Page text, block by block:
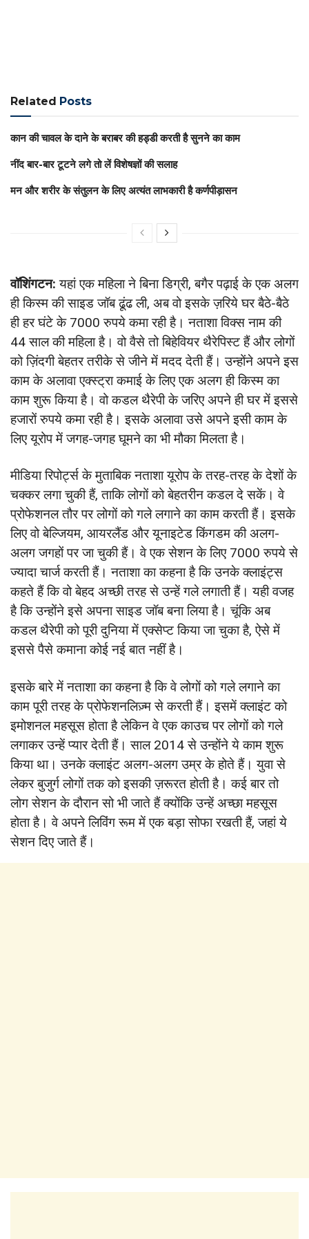
Related Posts
कान की चावल के दाने के बराबर की हड्डी करती है सुनने का काम
नींद बार-बार टूटने लगे तो लें विशेषज्ञों की सलाह
मन और शरीर के संतुलन के लिए अत्यंत लाभकारी है कर्णपीड़ासन
वॉशिंगटन: यहां एक महिला ने ‎बिना ‎डिग्री, बगैर पढ़ाई के एक अलग
ही किस्म की साइड जॉब ढूंढ ली, अब वो इसके ज़रिये घर बैठे-बैठे
ही हर घंटे के 7000 रुपये कमा रही है। नताशा विक्स नाम की
44 साल की महिला है। वो वैसे तो बिहेवियर थैरेपिस्ट हैं और लोगों
को ज़िंदगी बेहतर तरीके से जीने में मदद देती हैं। उन्होंने अपने इस
काम के अलावा एक्स्ट्रा कमाई के लिए एक अलग ही किस्म का
काम शुरू किया है। वो कडल थैरेपी के ज‎रिए अपने ही घर में इससे
हजारों रुपये कमा रही है। इसके अलावा उसे अपने इसी काम के
लिए यूरोप में जगह-जगह घूमने का भी मौका मिलता है।
मीडिया रिपोर्ट्स के मुताबिक नताशा यूरोप के तरह-तरह के देशों के
चक्कर लगा चुकी हैं, ताकि लोगों को बेहतरीन कडल दे सकें। वे
प्रोफेशनल तौर पर लोगों को गले लगाने का काम करती हैं। इसके
लिए वो बेल्जियम, आयरलैंड और यूनाइटेड किंगडम की अलग-
अलग जगहों पर जा चुकी हैं। वे एक सेशन के लिए 7000 रुपये से
ज्यादा चार्ज करती हैं। नताशा का कहना है कि उनके क्लाइंट्स
कहते हैं कि वो बेहद अच्छी तरह से उन्हें गले लगाती हैं। यही वजह
है कि उन्होंने इसे अपना साइड जॉब बना लिया है। चूंकि अब
कडल थैरेपी को पूरी दुनिया में एक्सेप्ट किया जा चुका है, ऐसे में
इससे पैसे कमाना कोई नई बात नहीं है।
इसके बारे में नताशा का कहना है कि वे लोगों को गले लगाने का
काम पूरी तरह के प्रोफेशनलिज़्म से करती हैं। इसमें क्लाइंट को
इमोशनल महसूस होता है लेकिन वे एक काउच पर लोगों को गले
लगाकर उन्हें प्यार देती हैं। साल 2014 से उन्होंने ये काम शुरू
किया था। उनके क्लाइंट अलग-अलग उम्र के होते हैं। युवा से
लेकर बुजुर्ग लोगों तक को इसकी ज़रूरत होती है। कई बार तो
लोग सेशन के दौरान सो भी जाते हैं क्योंकि उन्हें अच्छा महसूस
होता है। वे अपने लिविंग रूम में एक बड़ा सोफा रखती हैं, जहां ये
सेशन दिए जाते हैं।